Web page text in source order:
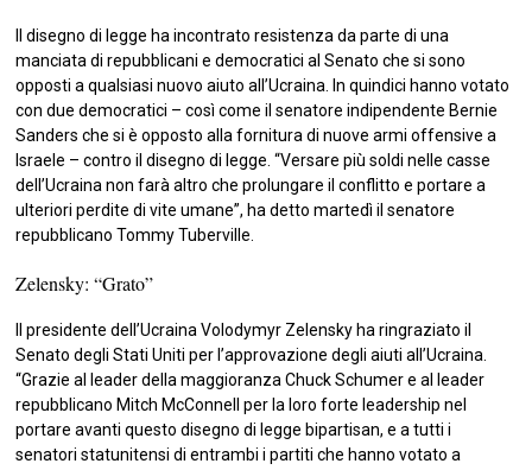
Il disegno di legge ha incontrato resistenza da parte di una
manciata di repubblicani e democratici al Senato che si sono
opposti a qualsiasi nuovo aiuto all’Ucraina. In quindici hanno votato
con due democratici – così come il senatore indipendente Bernie
Sanders che si è opposto alla fornitura di nuove armi offensive a
Israele – contro il disegno di legge. “Versare più soldi nelle casse
dell’Ucraina non farà altro che prolungare il conflitto e portare a
ulteriori perdite di vite umane”, ha detto martedì il senatore
repubblicano Tommy Tuberville.
Zelensky: “Grato”
Il presidente dell’Ucraina Volodymyr Zelensky ha ringraziato il
Senato degli Stati Uniti per l’approvazione degli aiuti all’Ucraina.
“Grazie al leader della maggioranza Chuck Schumer e al leader
repubblicano Mitch McConnell per la loro forte leadership nel
portare avanti questo disegno di legge bipartisan, e a tutti i
senatori statunitensi di entrambi i partiti che hanno votato a